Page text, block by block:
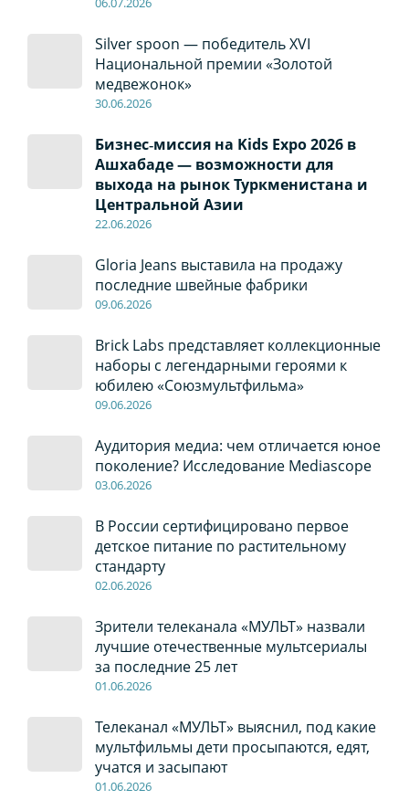
Silver spoon — победитель XVI
Национальной премии «Золотой
медвежонок»
30.06.2026
Бизнес‑миссия на Kids Expo 2026 в
Ашхабаде — возможности для
выхода на рынок Туркменистана и
Центральной Азии
22.06.2026
Gloria Jeans выставила на продажу
последние швейные фабрики
09.06.2026
Brick Labs представляет коллекционные
наборы с легендарными героями к
юбилею «Союзмультфильма»
09.06.2026
Аудитория медиа: чем отличается юное
поколение? Исследование Mediascope
03.06.2026
В России сертифицировано первое
детское питание по растительному
стандарту
02.06.2026
Зрители телеканала «МУЛЬТ» назвали
лучшие отечественные мультсериалы
за последние 25 лет
01.06.2026
Телеканал «МУЛЬТ» выяснил, под какие
мультфильмы дети просыпаются, едят,
учатся и засыпают
01.06.2026